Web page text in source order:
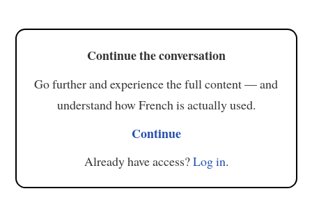
Continue the conversation
Go further and experience the full content — and
understand how French is actually used.
Continue
Already have access?Log in.